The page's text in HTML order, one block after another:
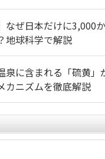
なぜ日本だけに3,000
地球科学で解説
泉に含まれる「硫黄」
カニズムを徹底解説